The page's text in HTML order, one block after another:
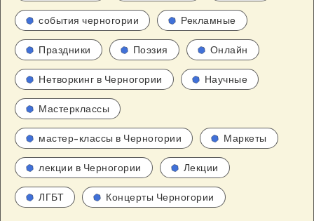
события черногории Рекламные
Праздники Поэзия Онлайн
Нетворкинг в Черногории Научные
Мастерклассы
мастер-классы в Черногории Маркеты
лекции в Черногории Лекции
ЛГБТ Концерты Черногории